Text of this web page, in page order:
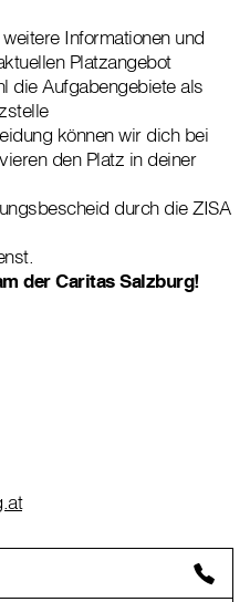
Informationen und
Platzangebot
die Aufgabengebiete als
können wir dich bei
den Platz in deiner
durch die ZISA
der Caritas Salzburg!